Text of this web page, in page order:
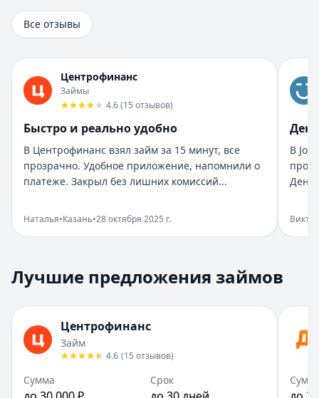
Организация: Турбозайм
Город:Екатеринбург
Дата:28 октября 2025 г.
Взял займ в Турбозайм впервые. Одобрили быстро,
Помогли быстро и без нервов
Рейтинг:
Организация: Бюджет
Дата: 28 октября 2025 г.
Взяла займ в Бюджет срочно нужны были деньги.
Помогли в нужный момент
Организация:Монеза
Срочно понадобились деньги, Монеза выручила.
Рейтинг:
Организация:Привет, сосед!
Город:Екатеринбург
28 октября 2025 г.
В Привет, сосед! оформила займ за пару минут.
Все отзывы
Центрофинанс
Займы
4.6(15 отзывов)
Быстро и реально удобно
В Центрофинанс взял займ за 15 минут, все
прозрачно. Удобное приложение, напомнили о
платеже. Закрыл без лишних комиссий...
Наталья•Казань•28 октября 2025 г.
В
Лучшие предложения займов
Центрофинанс
Займ
4.6 (15 отзывов)
Сумма Срок